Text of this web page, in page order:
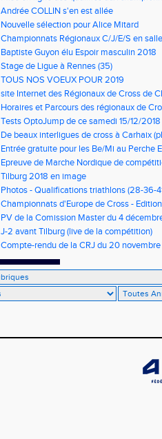
Andrée COLLIN s'en est allée
Nouvelle sélection pour Alice Mitard
Championnats Régionaux C/J/E/S en
mercredi à 9h00
Baptiste Guyon élu Espoir masculin 2018
Stage de Ligue à Rennes (35)
TOUS NOS VOEUX POUR 2019
site Internet des Régionaux de Cross de
Horaires et Parcours des régionaux de
Tests OptoJump de ce samedi 15/12/2018
De beaux interligues de cross à Carhaix
Entrée gratuite pour les Be/Mi au Perche
Epreuve de Marche Nordique de
de cross du Loir et Cher
Tilburg 2018 en image
Photos - Qualifications triathlons (28-36-
Championnats d'Europe de Cross -
PV de la Comission Master du 4
J-2 avant Tilburg (live de la compétition)
Compte-rendu de la CRJ du 20 novembre